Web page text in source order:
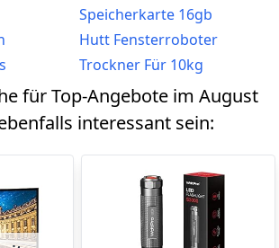
Speicherkarte 16gb
Hutt Fensterroboter
Trockner Für 10kg
für Top-Angebote im August
interessant sein: